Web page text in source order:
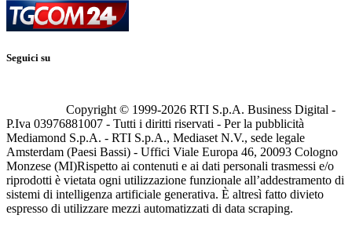
Seguici su
Copyright © 1999-2026 RTI S.p.A. Business Digital -
P.Iva 03976881007 - Tutti i diritti riservati - Per la pubblicità
Mediamond S.p.A. - RTI S.p.A., Mediaset N.V., sede legale
Amsterdam (Paesi Bassi) - Uffici Viale Europa 46, 20093 Cologno
Monzese (MI)Rispetto ai contenuti e ai dati personali trasmessi e/o
riprodotti è vietata ogni utilizzazione funzionale all’addestramento di
sistemi di intelligenza artificiale generativa. È altresì fatto divieto
espresso di utilizzare mezzi automatizzati di data scraping.